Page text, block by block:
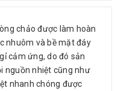
chảo được làm hoàn
nhuôm và bề mặt đáy
cảm ứng, do đó sản
nguồn nhiệt cũng như
nhanh chóng được